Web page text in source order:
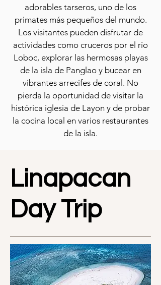
adorables tarseros, uno de los
primates más pequeños del mundo.
Los visitantes pueden disfrutar de
actividades como cruceros por el río
Loboc, explorar las hermosas playas
de la isla de Panglao y bucear en
vibrantes arrecifes de coral. No
pierda la oportunidad de visitar la
histórica iglesia de Layon y de probar
la cocina local en varios restaurantes
de la isla.
Linapacan
Day Trip